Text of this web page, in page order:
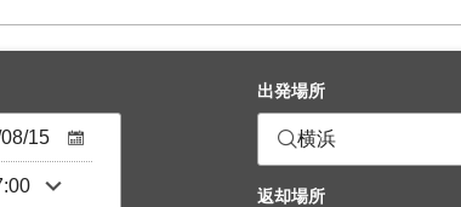
出発場所
横浜
返却場所